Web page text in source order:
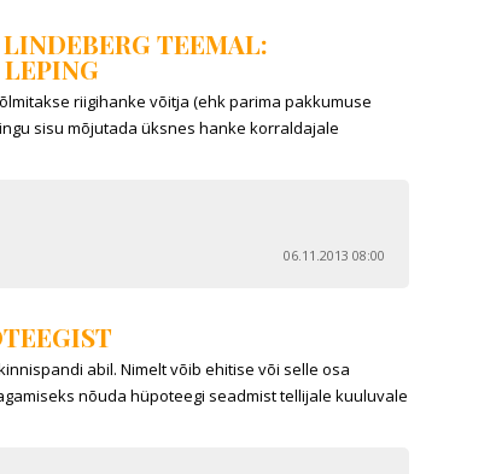
TEEMAL:
riigihanke võitja (ehk parima pakkumuse
sisu mõjutada üksnes hanke korraldajale
06.11.2013 08:00
abil. Nimelt võib ehitise või selle osa
nõuda hüpoteegi seadmist tellijale kuuluvale